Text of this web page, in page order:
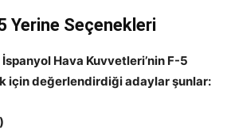
Yerine Seçenekleri
İspanyol Hava Kuvvetleri’nin F-5
için değerlendirdiği adaylar şunlar: